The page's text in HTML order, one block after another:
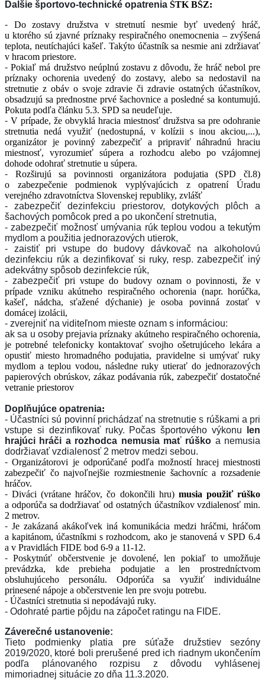
Ďalšie športovo-technické opatrenia ŠTK BŠZ:
- Do zostavy družstva v stretnutí nesmie byť uvedený hráč,
u ktorého sú zjavné príznaky respiračného onemocnenia – zvýšená
teplota, neutíchajúci kašeľ. Takýto účastník sa nesmie ani zdržiavať
v hracom priestore.
- Pokiaľ má družstvo neúplnú zostavu z dôvodu, že hráč nebol pre
príznaky ochorenia uvedený do zostavy, alebo sa nedostavil na
stretnutie z obáv o svoje zdravie či zdravie ostatných účastníkov,
obsadzujú sa prednostne prvé šachovnice a posledné sa kontumujú.
Pokuta podľa článku 5.3. SPD sa neudeľuje.
- V prípade, že obvyklá hracia miestnosť družstva sa pre odohranie
stretnutia nedá využiť (nedostupná, v kolízii s inou akciou,...),
organizátor je povinný zabezpečiť a pripraviť náhradnú hraciu
miestnosť, vyrozumieť súpera a rozhodcu alebo po vzájomnej
dohode odohrať stretnutie u súpera.
- Rozširujú sa povinnosti organizátora podujatia (SPD čl.8)
o zabezpečenie podmienok vyplývajúcich z opatrení Úradu
verejného zdravotníctva Slovenskej republiky, zvlášť
- zabezpečiť dezinfekciu priestorov, dotykových plôch a
šachových pomôcok pred a po ukončení stretnutia,
- zabezpečiť možnosť umývania rúk teplou vodou a tekutým
mydlom a použitia jednorazových utierok,
- zaistiť pri vstupe do budovy dávkovač na alkoholovú
dezinfekciu rúk a dezinfikovať si ruky, resp. zabezpečiť iný
adekvátny spôsob dezinfekcie rúk,
- zabezpečiť pri vstupe do budovy oznam o povinnosti, že v
prípade vzniku akútneho respiračného ochorenia (napr. horúčka,
kašeľ, nádcha, sťažené dýchanie) je osoba povinná zostať v
domácej izolácii,
- zverejniť na viditeľnom mieste oznam s informáciou:
ak sa u osoby prejavia príznaky akútneho respiračného ochorenia,
je potrebné telefonicky kontaktovať svojho ošetrujúceho lekára a
opustiť miesto hromadného podujatia, pravidelne si umývať ruky
mydlom a teplou vodou, následne ruky utierať do jednorazových
papierových obrúskov, zákaz podávania rúk, zabezpečiť dostatočné
vetranie priestorov
Doplňujúce opatrenia:
- Účastníci sú povinní prichádzať na stretnutie s rúškami a pri
vstupe si dezinfikovať ruky. Počas športového výkonu
len
hrajúci hráči a rozhodca nemusia mať rúško a nemusia
dodržiavať vzdialenosť 2 metrov medzi sebou.
-Organizátorovi je odporúčané podľa možností hracej miestnosti
zabezpečiť čo najvoľnejšie rozmiestnenie šachovníc a rozsadenie
hráčov.
-Diváci (vrátane hráčov, čo dokončili hru) musia použiť rúško
a odporúča sa dodržiavať od ostatných účastníkov vzdialenosť min.
2 metrov.
- Je zakázaná akákoľvek iná komunikácia medzi hráčmi, hráčom
a kapitánom, účastníkmi s rozhodcom, ako je stanovená v SPD 6.4
a v Pravidlách FIDE bod 6-9 a 11-12.
-Poskytnúť občerstvenie je dovolené, len pokiaľ to umožňuje
prevádzka, kde prebieha podujatie a len prostredníctvom
obsluhujúceho personálu. Odporúča sa využiť individuálne
prinesené nápoje a občerstvenie len pre svoju potrebu.
- Účastníci stretnutia si nepodávajú ruky.
- Odohraté partie pôjdu na zápočet ratingu na FIDE.
Záverečné ustanovenie:
Tieto podmienky platia pre súťaže družstiev sezóny
2019/2020, ktoré boli prerušené pred ich riadnym ukončením
podľa plánovaného rozpisu z dôvodu vyhlásenej
mimoriadnej situácie zo dňa 11.3.2020.